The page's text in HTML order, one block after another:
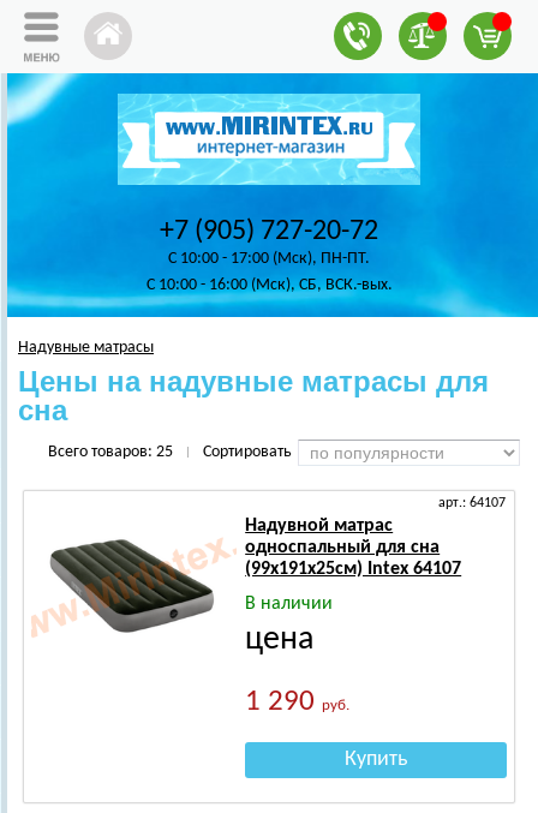
+7 (905) 727-20-72
C 10:00 - 17:00 (Мск), ПН-ПТ.
C 10:00 - 16:00 (Мск), СБ, ВСК.-вых.
Надувные матрасы
Цены на надувные матрасы для
сна
Всего товаров: 25 Сортировать
арт.: 64107
Надувной матрас
односпальный для сна
(99х191х25см) Intex 64107
В наличии
цена
1 290руб.
Купить